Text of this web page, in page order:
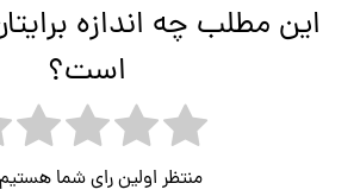
این مطلب چه اندازه
است؟
منتظر اولین رای شما هستیم